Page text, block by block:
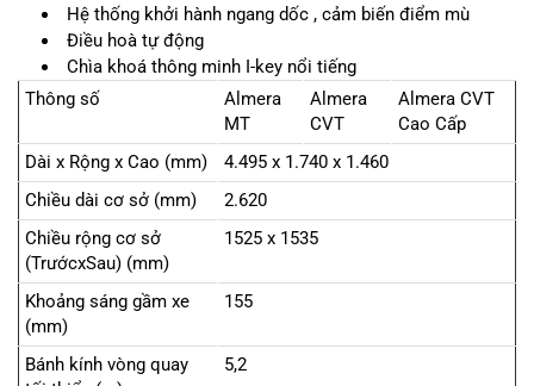
Hệ thống khởi hành ngang dốc , cảm biến điểm mù
Điều hoà tự động
Chìa khoá thông minh I-key nổi tiếng
Thông số
Almera
MT
Almera
CVT
Almera CVT
Cao Cấp
Dài x Rộng x Cao (mm)
4.495 x 1.740 x 1.460
Chiều dài cơ sở (mm)
2.620
Chiều rộng cơ sở
(TrướcxSau) (mm)
1525 x 1535
Khoảng sáng gầm xe
(mm)
155
Bánh kính vòng quay
5,2